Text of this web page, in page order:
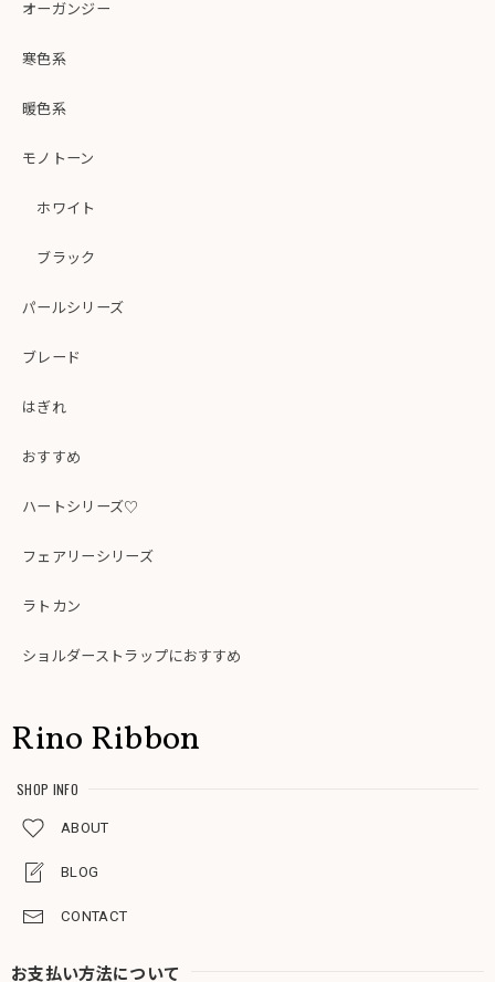
オーガンジー
寒色系
暖色系
モノトーン
ホワイト
ブラック
パールシリーズ
ブレード
はぎれ
おすすめ
ハートシリーズ♡
フェアリーシリーズ
ラトカン
ショルダーストラップにおすすめ
Rino Ribbon
SHOP INFO
ABOUT
BLOG
CONTACT
お支払い方法について